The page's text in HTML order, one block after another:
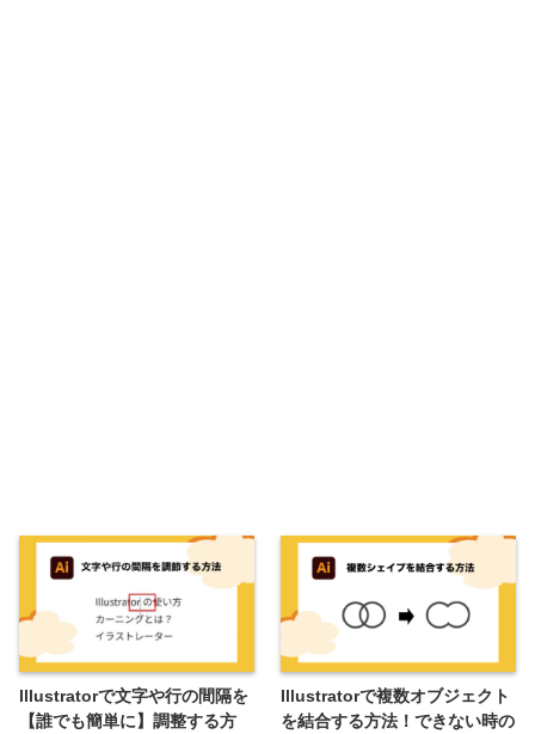
Illustratorで文字や行の間隔を
【誰でも簡単に】調整する方
Illustratorで複数オブジェクト
を結合する方法！できない時の